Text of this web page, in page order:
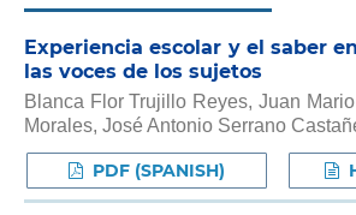
Experiencia escolar y el saber
las voces de los sujetos
Blanca Flor Trujillo Reyes, Juan
Morales, José Antonio Serrano
PDF (SPANISH)